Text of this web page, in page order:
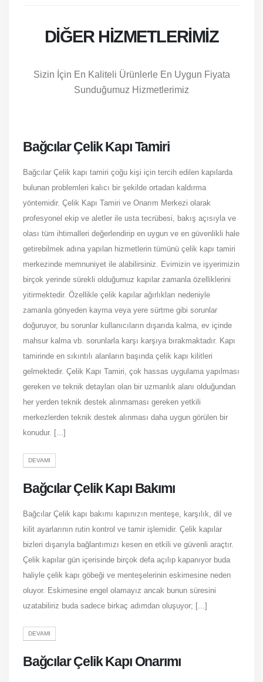
DIĞER HIZMETLERIMIZ
Sizin İçin En Kaliteli Ürünlerle En Uygun Fiyata
Sunduğumuz Hizmetlerimiz
Bağcılar Çelik Kapı Tamiri
Bağcılar Çelik kapı tamiri çoğu kişi için tercih edilen kapılarda
bulunan problemleri kalıcı bir şekilde ortadan kaldırma
yöntemidir. Çelik Kapı Tamiri ve Onarım Merkezi olarak
profesyonel ekip ve aletler ile usta tecrübesi, bakış açısıyla ve
olası tüm ihtimalleri değerlendirip en uygun ve en güvenlikli hale
getirebilmek adına yapılan hizmetlerin tümünü çelik kapı tamiri
merkezinde memnuniyet ile alabilirsiniz. Evimizin ve işyerimizin
birçok yerinde sürekli olduğumuz kapılar zamanla özelliklerini
yitirmektedir. Özellikle çelik kapılar ağırlıkları nedeniyle
zamanla gönyeden kayma veya yere sürtme gibi sorunlar
doğuruyor, bu sorunlar kullanıcıların dışarıda kalma, ev içinde
mahsur kalma vb. sorunlarla karşı karşıya bırakmaktadır. Kapı
tamirinde en sıkıntılı alanların başında çelik kapı kilitleri
gelmektedir. Çelik Kapı Tamiri, çok hassas uygulama yapılması
gereken ve teknik detayları olan bir uzmanlık alanı olduğundan
her yerden teknik destek alınmaması gereken yetkili
merkezlerden teknik destek alınması daha uygun görülen bir
konudur. [...]
DEVAMI
Bağcılar Çelik Kapı Bakımı
Bağcılar Çelik kapı bakımı kapınızın menteşe, karşılık, dil ve
kilit ayarlarının rutin kontrol ve tamir işlemidir. Çelik kapılar
bizleri dışarıyla bağlantımızı kesen en etkili ve güvenli araçtır.
Çelik kapılar gün içerisinde birçok defa açılıp kapanıyor buda
haliyle çelik kapı göbeği ve menteşelerinin eskimesine neden
oluyor. Eskimesine engel olamayız ancak bunun süresini
uzatabiliriz buda sadece birkaç adımdan oluşuyor; [...]
DEVAMI
Bağcılar Çelik Kapı Onarımı